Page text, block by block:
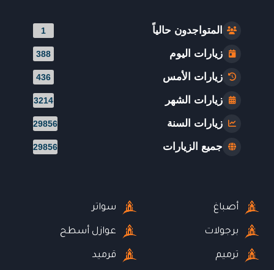
المتواجدون حالياً 1
زيارات اليوم 388
زيارات الأمس 436
زيارات الشهر 3214
زيارات السنة 29856
جميع الزيارات 29856
أصباغ
برجولات
ترميم
سواتر
عوازل أسطح
قرميد